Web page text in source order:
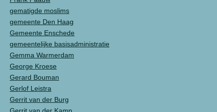
gematigde moslims
gemeente Den Haag
Gemeente Enschede
gemeentelijke basisadministratie
Gemma Warmerdam
George Kroese
Gerard Bouman
Gerlof Leistra
Gerrit van der Burg